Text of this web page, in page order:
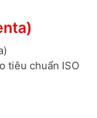
tiêu chuẩn ISO